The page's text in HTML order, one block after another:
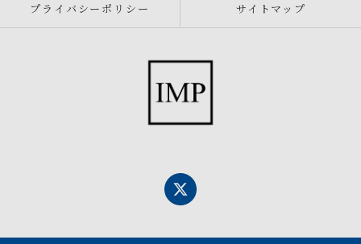
プライバシーポリシー サイトマップ